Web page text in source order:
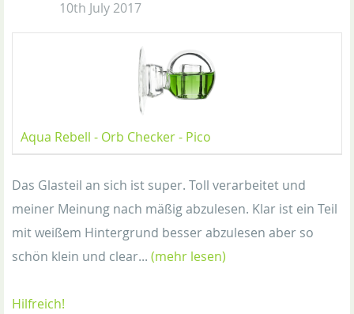
10th July 2017
Aqua Rebell - Orb Checker - Pico
Das Glasteil an sich ist super. Toll verarbeitet und
meiner Meinung nach mäßig abzulesen. Klar ist ein Teil
mit weißem Hintergrund besser abzulesen aber so
schön klein und clear... (mehr lesen)
Hilfreich!